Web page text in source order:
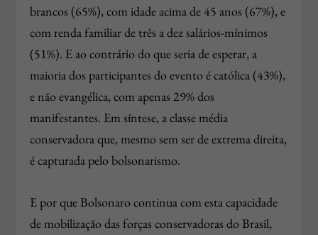
brancos (65%), com idade acima de 45 anos (67%), e
com renda familiar de três a dez salários-mínimos
(51%). E ao contrário do que seria de esperar, a
maioria dos participantes do evento é católica (43%),
e não evangélica, com apenas 29% dos
manifestantes. Em síntese, a classe média
conservadora que, mesmo sem ser de extrema direita,
é capturada pelo bolsonarismo.
E por que Bolsonaro continua com esta capacidade
de mobilização das forças conservadoras do Brasil,